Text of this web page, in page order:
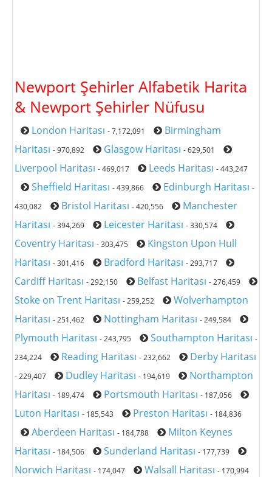
Newport Şehirler Alfabetik Harita
& Newport Şehirler Nüfusu
London Haritası - 7,172,091
Birmingham
Haritası - 970,892 Glasgow Haritası - 629,501
Liverpool Haritası - 469,017 Leeds Haritası - 443,247
Sheffield Haritası - 439,866 Edinburgh Haritası -
430,082
Bristol Haritası - 420,556
Manchester
Haritası - 394,269 Leicester Haritası - 330,574
Coventry Haritası - 303,475
Kingston Upon Hull
Haritası - 301,416 Bradford Haritası - 293,717
Cardiff Haritası - 292,150 Belfast Haritası - 276,459
Stoke on Trent Haritası - 259,252
Wolverhampton
Haritası - 251,462 Nottingham Haritası - 249,584
Plymouth Haritası - 243,795 Southampton Haritası -
234,224
Reading Haritası - 232,662 Derby Haritası
- 229,407 Dudley Haritası - 194,619
Northampton
Haritası - 189,474 Portsmouth Haritası - 187,056
Luton Haritası - 185,543 Preston Haritası - 184,836
Aberdeen Haritası - 184,788
Milton Keynes
Haritası - 184,506 Sunderland Haritası - 177,739
Norwich Haritası - 174,047 Walsall Haritası - 170,994